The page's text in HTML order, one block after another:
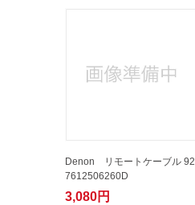
Denon リモートケーブル 92
7612506260D
3,080円